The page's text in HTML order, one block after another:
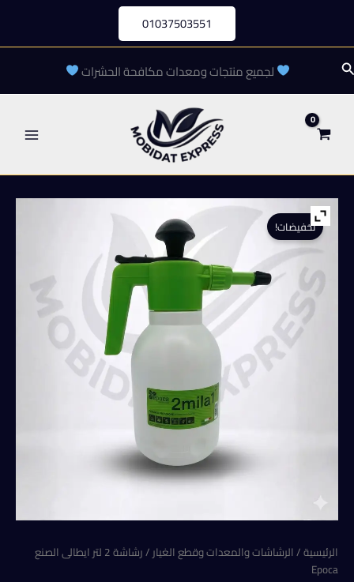
المحتوى
01037503551
البحث لجميع منتجات ومعدات مكافحة الحشرات
تخفيضات!
الرئيسية/الرشاشات والمعدات وقطع الغيار
/ رشاشة 2 لتر ايطالى الصنع
Epoca